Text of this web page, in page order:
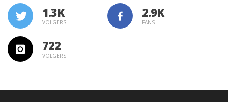
1.3K
VOLGERS FANS
722
VOLGERS